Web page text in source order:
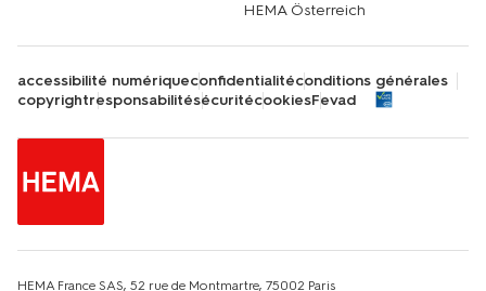
HEMA Österreich
accessibilité numériqueconfidentialitéconditions générales
copyrightresponsabilitésécuritécookiesFevad
HEMA France SAS, 52 rue de Montmartre, 75002 Paris